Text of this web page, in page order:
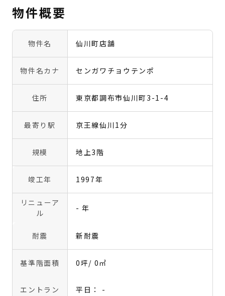
物件概要
物件名 仙川町店舗
物件名カナ センガワチョウテンポ
住所 東京都調布市仙川町3-1-4
最寄り駅 京王線仙川1分
規模 地上3階
竣工年 1997年
リニューア
ル
- 年
耐震 新耐震
基準階面積 0坪/ 0㎡
エントラン
平日： -